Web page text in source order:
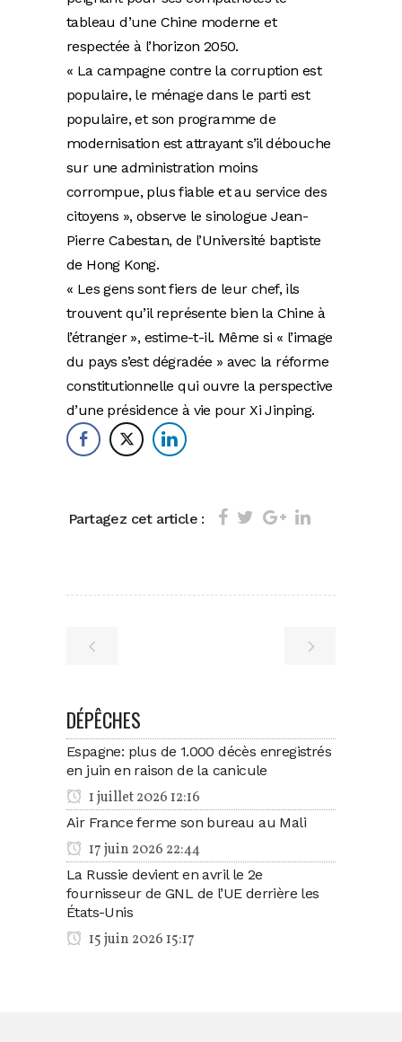
tableau d’une Chine moderne et
respectée à l’horizon 2050.
« La campagne contre la corruption est
populaire, le ménage dans le parti est
populaire, et son programme de
modernisation est attrayant s’il débouche
sur une administration moins
corrompue, plus fiable et au service des
citoyens », observe le sinologue Jean-
Pierre Cabestan, de l’Université baptiste
de Hong Kong.
« Les gens sont fiers de leur chef, ils
trouvent qu’il représente bien la Chine à
l’étranger », estime-t-il. Même si « l’image
du pays s’est dégradée » avec la réforme
constitutionnelle qui ouvre la perspective
d’une présidence à vie pour Xi Jinping.
Partagez cet article :
DÉPÊCHES
Espagne: plus de 1.000 décès enregistrés
en juin en raison de la canicule
1 juillet 2026 12:16
Air France ferme son bureau au Mali
17 juin 2026 22:44
La Russie devient en avril le 2e
fournisseur de GNL de l’UE derrière les
États-Unis
15 juin 2026 15:17